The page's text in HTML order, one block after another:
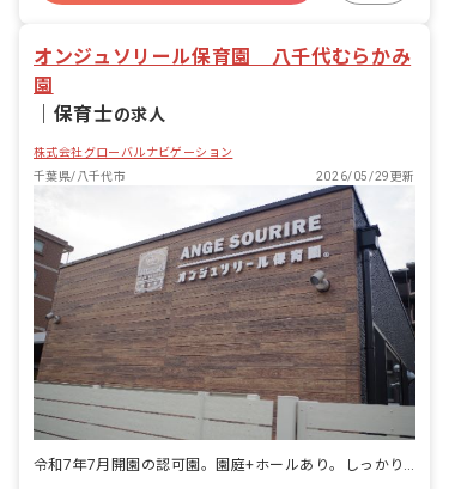
オンジュソリール保育園 八千代むらかみ
園
保育士の求人
株式会社グローバルナビゲーション
千葉県/八千代市
2026/05/29更新
令和7年7月開園の認可園。園庭+ホールあり。しっかり休憩も取れます！